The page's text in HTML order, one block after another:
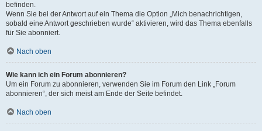
befinden.
Wenn Sie bei der Antwort auf ein Thema die Option „Mich benachrichtigen,
sobald eine Antwort geschrieben wurde“ aktivieren, wird das Thema ebenfalls
für Sie abonniert.
Nach oben
Wie kann ich ein Forum abonnieren?
Um ein Forum zu abonnieren, verwenden Sie im Forum den Link „Forum
abonnieren“, der sich meist am Ende der Seite befindet.
Nach oben